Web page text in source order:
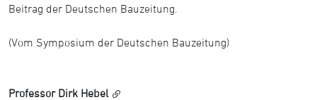
Beitrag der Deutschen Bauzeitung.
(Vom Symposium der Deutschen Bauzeitung)
Professor Dirk Hebel